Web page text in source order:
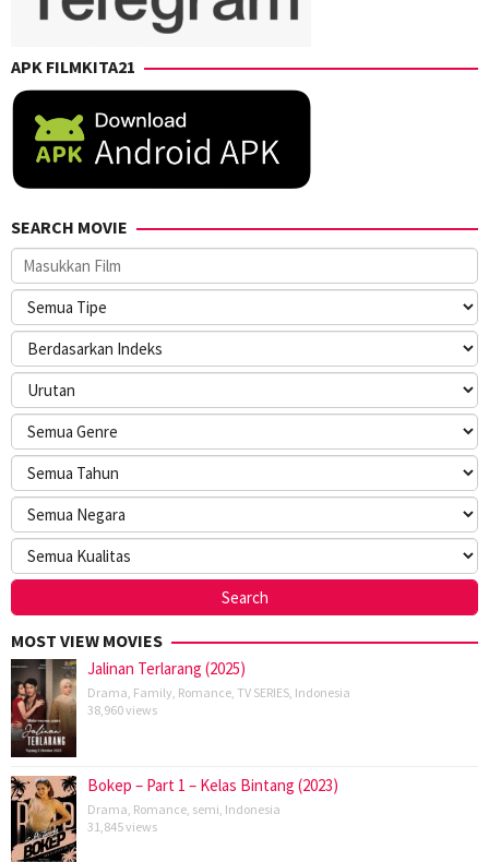
APK FILMKITA21
SEARCH MOVIE
MOST VIEW MOVIES
Jalinan Terlarang (2025)
Drama Family Romance TV SERIES Indonesia
38,960 views
Bokep – Part 1 – Kelas Bintang (2023)
Drama Romance semi Indonesia
31,845 views